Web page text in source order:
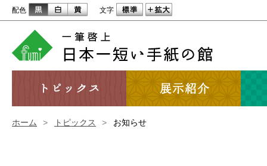
配色 文字
ホーム > トピックス > お知らせ